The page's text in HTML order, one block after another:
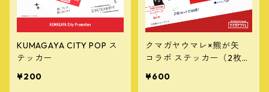
KUMAGAYA CITY POP ス
テッカー
¥200
クマガヤウマレ×熊が矢
コラボ ステッカー（2枚セ
¥600